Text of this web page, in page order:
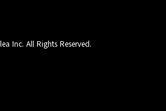
Inc. All Rights Reserved.